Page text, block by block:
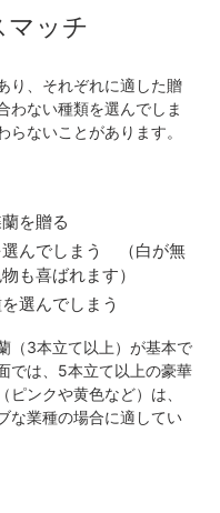
マッチ
り、それぞれに適した贈
わない種類を選んでしま
ないことがあります。
を贈る
選んでしまう （白が無
も喜ばれます）
選んでしまう
（3本立て以上）が基本で
では、5本立て以上の豪華
ンクや黄色など）は、
な業種の場合に適してい